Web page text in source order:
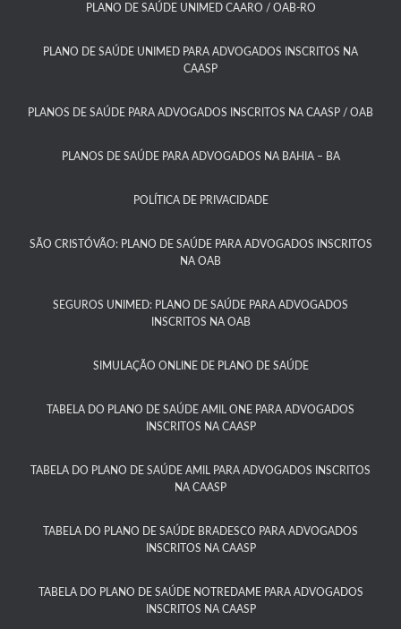
PLANO DE SAÚDE UNIMED CAARO / OAB-RO​
PLANO DE SAÚDE UNIMED PARA ADVOGADOS INSCRITOS NA
CAASP​
PLANOS DE SAÚDE PARA ADVOGADOS INSCRITOS NA CAASP / OAB
PLANOS DE SAÚDE PARA ADVOGADOS NA BAHIA – BA​
POLÍTICA DE PRIVACIDADE
SÃO CRISTÓVÃO: PLANO DE SAÚDE PARA ADVOGADOS INSCRITOS
NA OAB
SEGUROS UNIMED: PLANO DE SAÚDE PARA ADVOGADOS
INSCRITOS NA OAB
SIMULAÇÃO ONLINE DE PLANO DE SAÚDE
TABELA DO PLANO DE SAÚDE AMIL ONE PARA ADVOGADOS
INSCRITOS NA CAASP​
TABELA DO PLANO DE SAÚDE AMIL PARA ADVOGADOS INSCRITOS
NA CAASP​
TABELA DO PLANO DE SAÚDE BRADESCO PARA ADVOGADOS
INSCRITOS NA CAASP​
TABELA DO PLANO DE SAÚDE NOTREDAME PARA ADVOGADOS
INSCRITOS NA CAASP